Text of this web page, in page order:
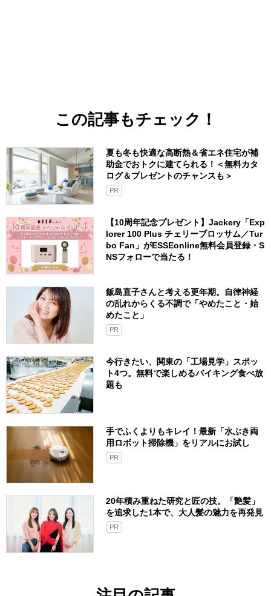
この記事もチェック！
夏も冬も快適な高断熱＆省エネ住宅が補
助金でおトクに建てられる！＜無料カタ
ログ＆プレゼントのチャンスも＞
PR
【10周年記念プレゼント】Jackery「Exp
lorer 100 Plus チェリーブロッサム／Tur
bo Fan」がESSEonline無料会員登録・S
NSフォローで当たる！
飯島直子さんと考える更年期。自律神経
の乱れからくる不調で「やめたこと・始
めたこと」
PR
今行きたい、関東の「工場見学」スポッ
ト4つ。無料で楽しめるバイキング食べ放
題も
手でふくよりもキレイ！最新「水ぶき両
用ロボット掃除機」をリアルにお試し
PR
20年積み重ねた研究と匠の技。「艶髪」
を追求した1本で、大人髪の魅力を再発見
PR